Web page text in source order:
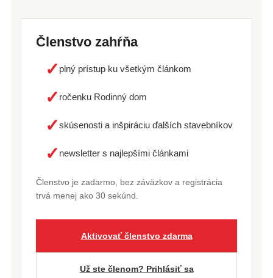
Členstvo zahŕňa
✓ plný prístup ku všetkým článkom
✓ ročenku Rodinný dom
✓skúsenosti a inšpiráciu ďalších stavebníkov
✓ newsletter s najlepšími článkami
Členstvo je zadarmo, bez záväzkov a registrácia
trvá menej ako 30 sekúnd.
Aktivovať členstvo zdarma
Už ste členom? Prihlásiť sa